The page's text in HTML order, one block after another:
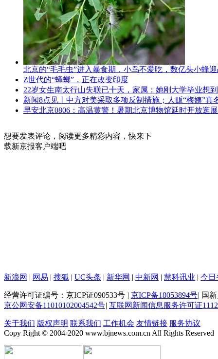
北京的“毛毛虫”进入暴食期，小鸟不爱吃，数亿头小蜂
Z世代的“蟑螂”，正在改变印度
22岁女生南太行山失联已十天，家属：她刚大学毕业想
新闻8点见丨中方对美采取多项反制措施；人贩“梅姨”真
早安北京0806：高温黄警！暑期北京博物馆延时开放逛
想要发表评论，阅读更多精彩内容，快来下
载新京报客户端吧
新浪网 | 网易 | 搜狐 | UC头条 | 新华网 | 中新网 | 慧科讯业 | 今日
经营许可证编号：京ICP证090533号 | 京ICP备18053894号| 国
京公网安备11010102004542号| 互联网新闻信息服务许可证
关于我们 版权声明 联系我们 工作机会 友情链接 服务协议
Copy Right © 2004-2020 www.bjnews.com.cn All Rights Reserved